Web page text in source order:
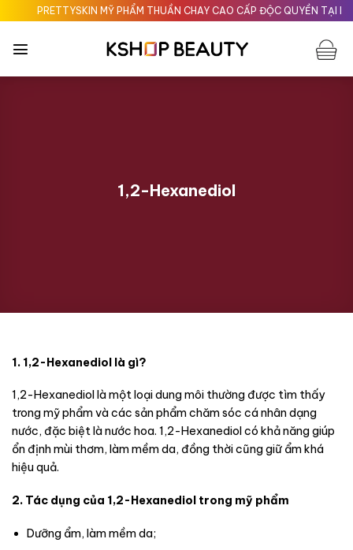
Chuyển
đến
nội
PRETTYSKIN MỸ PHẨM THUẦN CHAY CAO CẤP ĐỘC QUYỀN TẠI
1,2-Hexanediol
1. 1,2-Hexanediol là gì?
1,2-Hexanediol là một loại dung môi thường được tìm thấy
trong mỹ phẩm và các sản phẩm chăm sóc cá nhân dạng
nước, đặc biệt là nước hoa. 1,2-Hexanediol có khả năng giúp
ổn định mùi thơm, làm mềm da, đồng thời cũng giữ ẩm khá
hiệu quả.
2. Tác dụng của 1,2-Hexanediol trong mỹ phẩm
Dưỡng ẩm, làm mềm da;